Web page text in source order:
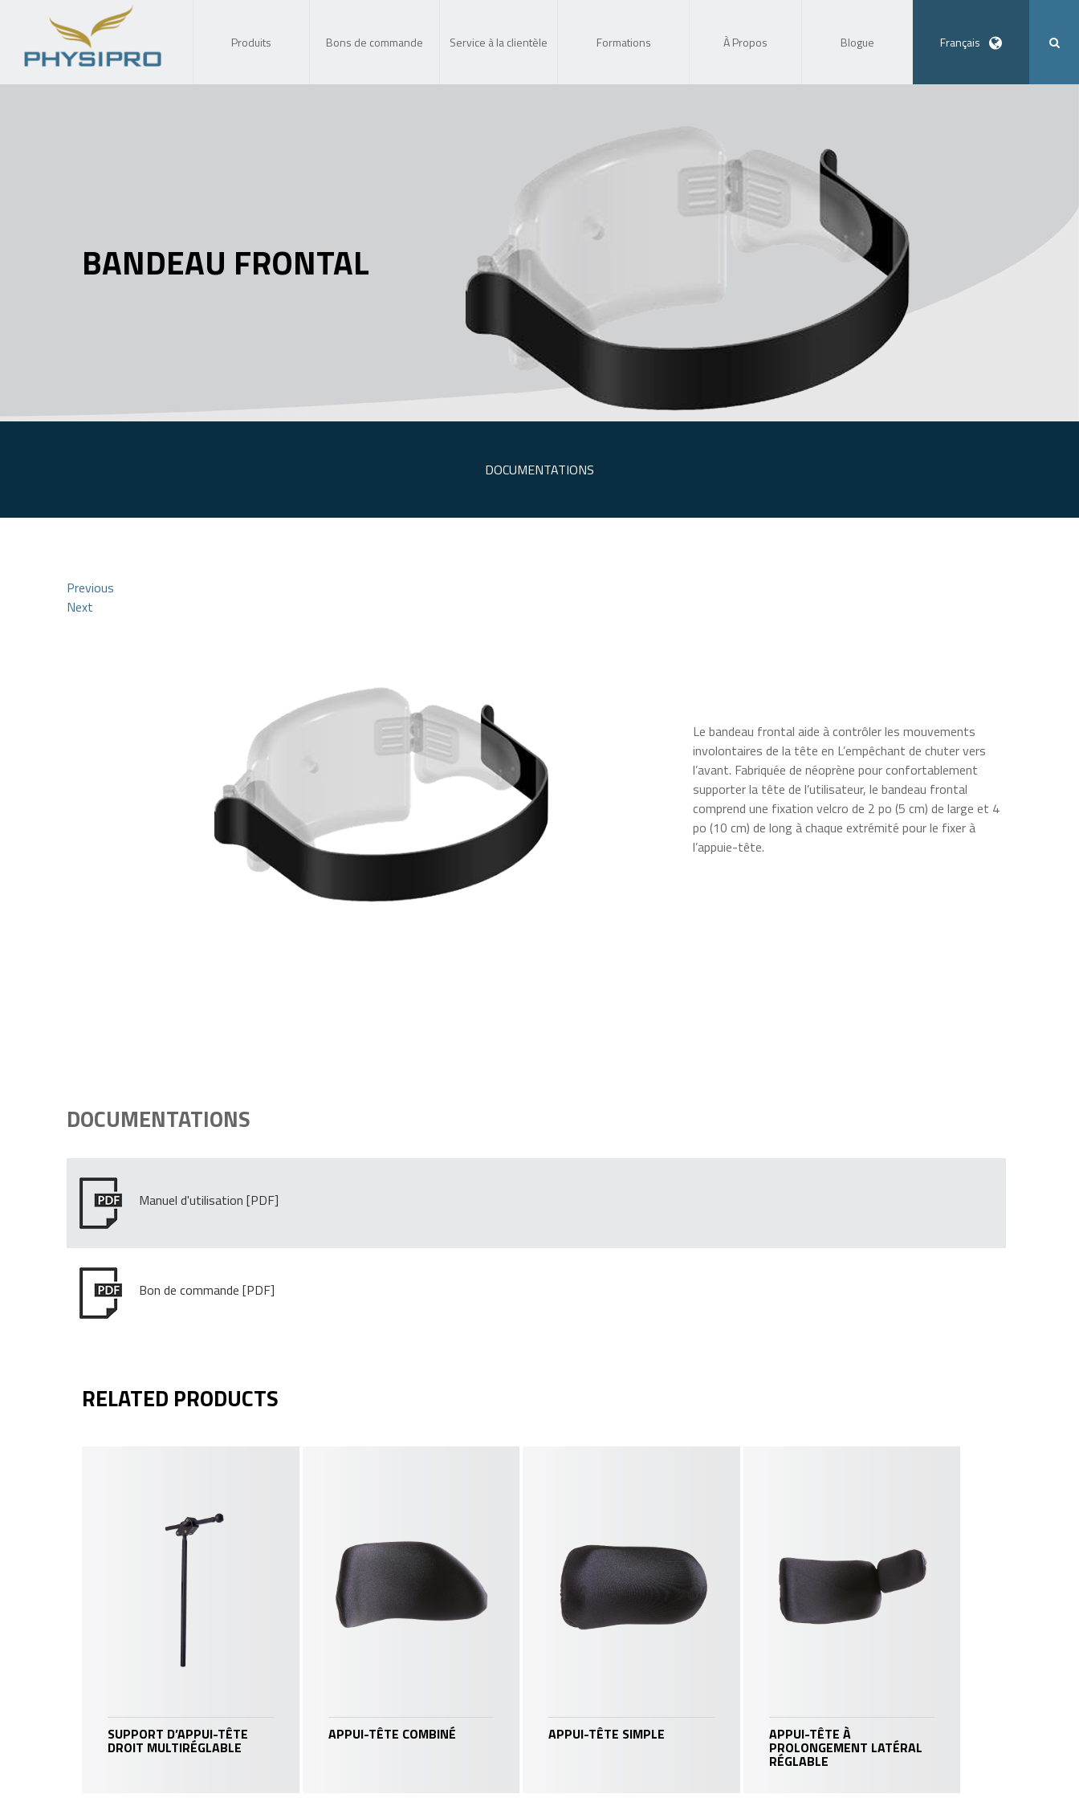
Produits Bons de commande Service à la clientèle Formations À Propos Blogue Français
BANDEAU FRONTAL
DOCUMENTATIONS
Previous
Next
Le bandeau frontal aide à contrôler les mouvements
involontaires de la tête en L’empêchant de chuter vers
l’avant. Fabriquée de néoprène pour confortablement
supporter la tête de l’utilisateur, le bandeau frontal
comprend une fixation velcro de 2 po (5 cm) de large et 4
po (10 cm) de long à chaque extrémité pour le fixer à
l’appuie-tête.
DOCUMENTATIONS
Manuel d'utilisation
Bon de commande
RELATED PRODUCTS
SUPPORT D’APPUI-TÊTE
DROIT MULTIRÉGLABLE
APPUI-TÊTE COMBINÉ APPUI-TÊTE SIMPLE APPUI-TÊTE À
PROLONGEMENT LATÉRAL
RÉGLABLE